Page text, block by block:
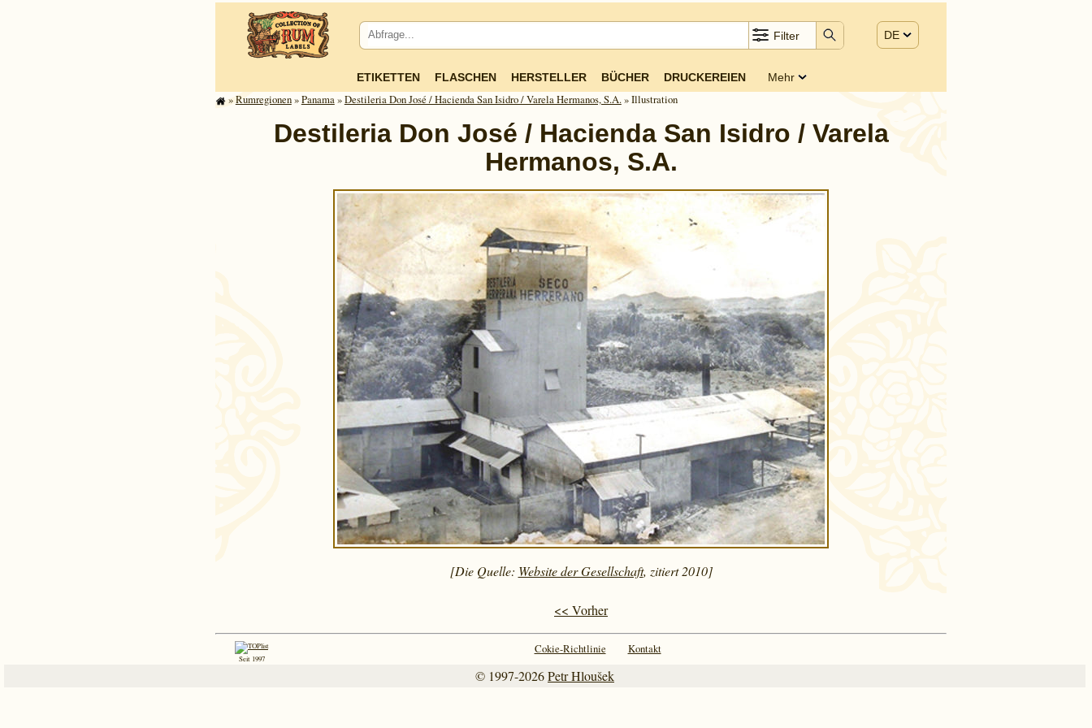
Filter DE
ETIKETTEN FLASCHEN HERSTELLER BÜCHER DRUCKEREIEN Mehr
»Rum­re­gi­o­nen»Panama»Destileria Don José / Hacienda San Isidro / Varela Hermanos, S.A.» Illustration
Destileria Don José / Hacienda San Isidro / Varela
Hermanos, S.A.
[Die Quelle: Website der Gesellschaft, zitiert 2010]
<< Vorher
Seit 1997
Cokie-Richtlinie Kontakt
© 1997-2026Petr Hloušek